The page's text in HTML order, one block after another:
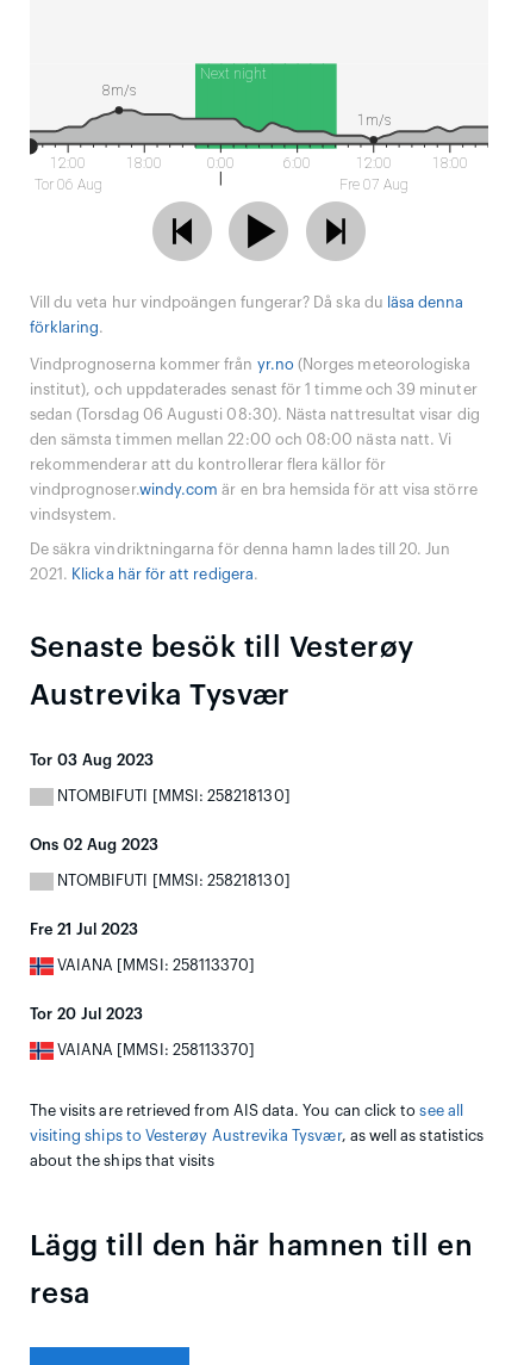
Next night
12:00
Tor 06 Aug
18:00 0:00 6:00
12:00
Fre 07 Aug
18:00
8m/s
1m/s
Vill du veta hur vindpoängen fungerar? Då ska du läsa denna
förklaring.
Vindprognoserna kommer från yr.no (Norges meteorologiska
institut), och uppdaterades senast för 1 timme och 39 minuter
sedan (Torsdag 06 Augusti 08:30). Nästa nattresultat visar dig
den sämsta timmen mellan 22:00 och 08:00 nästa natt. Vi
rekommenderar att du kontrollerar flera källor för
vindprognoser.windy.com är en bra hemsida för att visa större
vindsystem.
De säkra vindriktningarna för denna hamn lades till 20. Jun
2021. Klicka här för att redigera.
Senaste besök till Vesterøy
Austrevika Tysvær
Tor 03 Aug 2023
NTOMBIFUTI [MMSI: 258218130]
Ons 02 Aug 2023
NTOMBIFUTI [MMSI: 258218130]
Fre 21 Jul 2023
VAIANA [MMSI: 258113370]
Tor 20 Jul 2023
VAIANA [MMSI: 258113370]
The visits are retrieved from AIS data. You can click tosee all
visiting ships to Vesterøy Austrevika Tysvær, as well as statistics
about the ships that visits
Lägg till den här hamnen till en
resa